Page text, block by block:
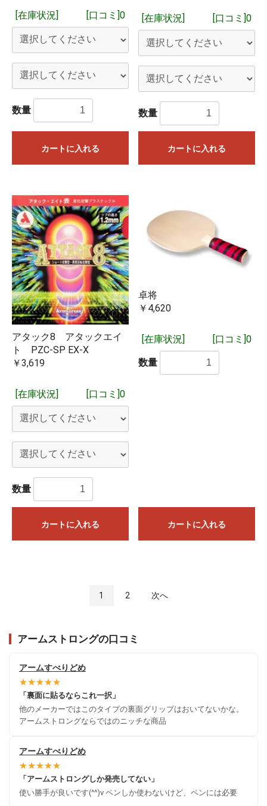
[在庫状況] [口コミ]0
数量
カートに入れる
[在庫状況] [口コミ]0
数量
カートに入れる
アタック8 アタックエイ
ト PZC-SP EX-X
￥3,619
[在庫状況] [口コミ]0
数量
カートに入れる
卓将
￥4,620
[在庫状況] [口コミ]0
数量
カートに入れる
1 2 次へ
アームストロングの口コミ
アームすべりどめ
★★★★★
「裏面に貼るならこれ一択」
他のメーカーではこのタイプの裏面グリップはおいてないかな。
アームストロングならではのニッチな商品
アームすべりどめ
★★★★★
「アームストロングしか発売してない」
使い勝手が良いです(^^)v ペンしか使わないけど、ペンには必要